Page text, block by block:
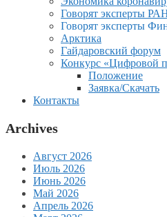
Говорят эксперты
Говорят эксперты
Арктика
Гайдаровский форум
Конкурс «Цифровой
Положение
Заявка/Скачать
Контакты
Archives
Август 2026
Июль 2026
Июнь 2026
Май 2026
Апрель 2026